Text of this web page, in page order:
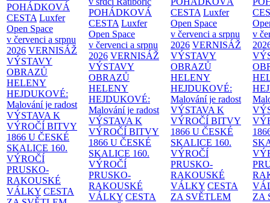
POHÁDKOVÁ
CESTA Luxfer
Open Space
v červenci a srpnu
2026 VERNISÁŽ
VÝSTAVY
OBRAZŮ
HELENY
HEJDUKOVÉ:
Malování je radost
VÝSTAVA K
VÝROČÍ BITVY
1866 U ČESKÉ
SKALICE 160.
VÝROČÍ
PRUSKO-
RAKOUSKÉ
VÁLKY CESTA
POHÁDKOVÁ
CESTA Luxfer
Open Space
v červenci a srpnu
2026 VERNISÁŽ
VÝSTAVY
OBRAZŮ
HELENY
HEJDUKOVÉ:
Malování je radost
VÝSTAVA K
VÝROČÍ BITVY
1866 U ČESKÉ
SKALICE 160.
VÝROČÍ
PRUSKO-
RAKOUSKÉ
VÁLKY CESTA
CESTA Luxfer
Open Space
v červenci a srpnu
2026 VERNISÁŽ
VÝSTAVY
OBRAZŮ
HELENY
HEJDUKOVÉ:
Malování je radost
VÝSTAVA K
VÝROČÍ BITVY
1866 U ČESKÉ
SKALICE 160.
VÝROČÍ
PRUSKO-
RAKOUSKÉ
VÁLKY CESTA
ZA SVĚTLEM
v
ZA